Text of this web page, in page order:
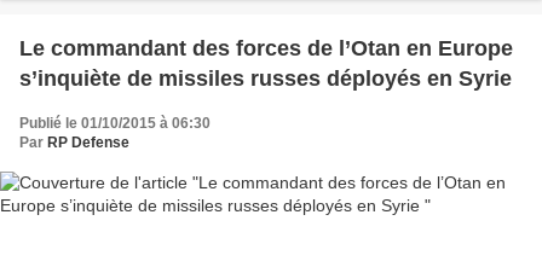
Le commandant des forces de l’Otan en Europe
s’inquiète de missiles russes déployés en Syrie
Publié le 01/10/2015 à 06:30
Par RP Defense